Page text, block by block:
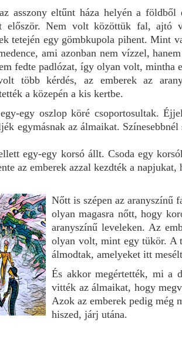
asszony eltűnt háza helyén a
először. Nem volt közöttük fal, ajtó
tetején egy gömbkupola pihent. Mint
ami azonban nem vízzel,
fedte padlózat, így olyan volt, mintha
több kérdés, az emberek az
a közepén a kis kertbe.
egy oszlop köré csoportosultak.
egymásnak az álmaikat.
egy-egy korsó állt. Csoda egy
az emberek azzal kezdték a
Nőtt is szépen az aranyszínű
olyan magasra nőtt, hogy
aranyszínű leveleken. Az
olyan volt, mint egy tükör. A
álmodtak, amelyeket itt
És akkor megértették, mi a
vitték az álmaikat, hogy
Azok az emberek pedig még
hiszed, járj utána.